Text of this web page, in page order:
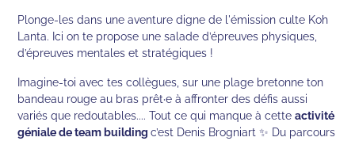
Plonge-les dans une aventure digne de l'émission culte Koh
Lanta. Ici on te propose une salade d’épreuves physiques,
d’épreuves mentales et stratégiques !
Imagine-toi avec tes collègues, sur une plage bretonne ton
bandeau rouge au bras prêt·e à affronter des défis aussi
variés que redoutables.... Tout ce qui manque à cetteactivité
géniale de team buildingc’est Denis Brogniart ✨ Du parcours